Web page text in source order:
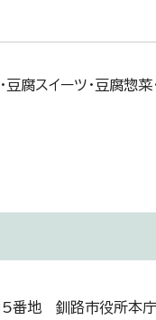
腐スイーツ・豆腐惣菜
地 釧路市役所本